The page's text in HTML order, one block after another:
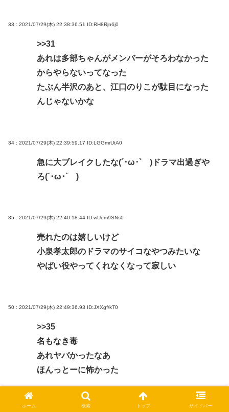
33 : 2021/07/29(木) 22:38:36.51 ID:RH8Rjn6j0
>>31
あれは多部ちゃんがメンバーがそろわなかった
からやらないってなった
たぶん半沢のあと、江口のりこが駄目になった
んじゃないかな
34 : 2021/07/29(木) 22:39:59.17 ID:LGGmrUtA0
急に大ブレイクしたな(´･ω･` )ドラマ出過ぎや
ろ(´･ω･` )
35 : 2021/07/29(木) 22:40:18.44 ID:wUom9SNs0
売れたのは嬉しいけど
小泉孝太郎のドラマのサイコなやつみたいな
やばい役やってくれなくなって寂しい
50 : 2021/07/29(木) 22:49:36.93 ID:JXXgf/kT0
>>35
名もなき毒
あれヤバかったなあ
ほんっとーに怖かった
ホーム 検索 トップ サイドバー